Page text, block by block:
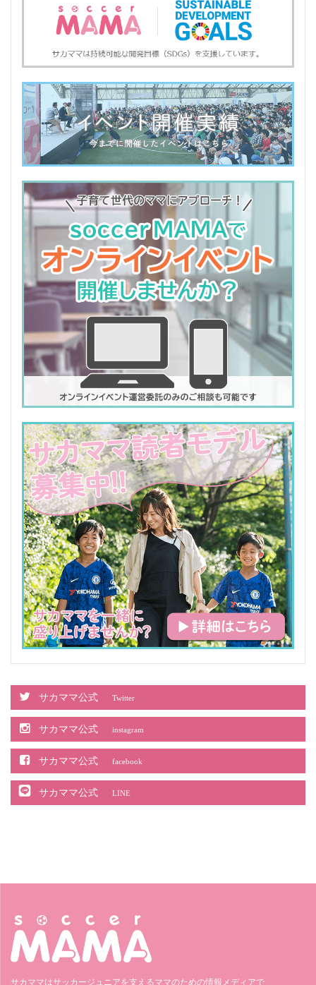
サカママ公式 Twitter
サカママ公式 instagram
サカママ公式 facebook
サカママ公式 LINE
サカママはサッカージュニアを支えるママのための情報メディアで